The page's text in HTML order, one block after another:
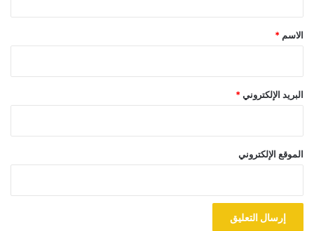
*
الاسم *
البريد الإلكتروني *
الموقع الإلكتروني